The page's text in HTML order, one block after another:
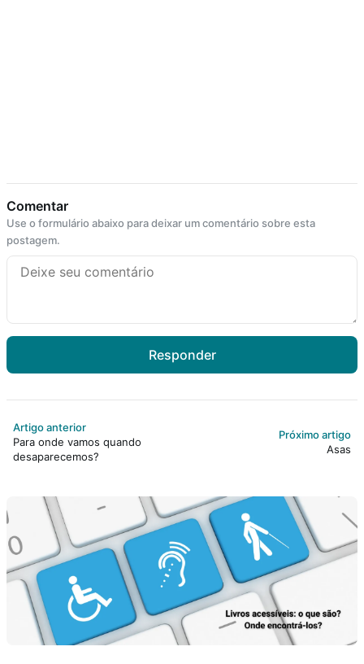
Comentar
Use o formulário abaixo para deixar um comentário sobre esta
postagem.
Responder
Artigo anterior
Para onde vamos quando
desaparecemos?
Próximo artigo
Asas